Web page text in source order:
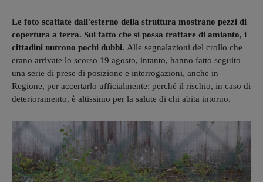
Le foto scattate dall'esterno della struttura mostrano pezzi di
copertura a terra. Sul fatto che si possa trattare di amianto, i
cittadini nutrono pochi dubbi. Alle segnalazioni del crollo che
erano arrivate lo scorso 19 agosto, intanto, hanno fatto seguito
una serie di prese di posizione e interrogazioni, anche in
Regione, per accertarlo ufficialmente: perché il rischio, in caso di
deterioramento, è altissimo per la salute di chi abita intorno.